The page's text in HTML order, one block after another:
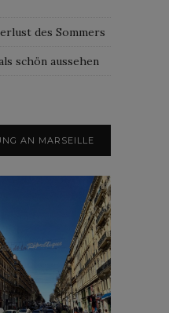
des Sommers
schön aussehen
AN MARSEILLE